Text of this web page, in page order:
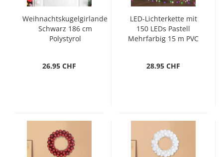
Weihnachtskugelgirlande
Schwarz 186 cm
Polystyrol
26.95 CHF
LED-Lichterkette mit
150 LEDs Pastell
Mehrfarbig 15 m PVC
28.95 CHF